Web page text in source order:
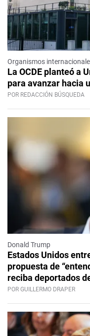
Organismos
La OCDE planteó a
para avanzar hacia
POR REDACCIÓN BÚSQUEDA
Donald Trump
Estados Unidos
propuesta de
reciba deportados
POR GUILLERMO DRAPER